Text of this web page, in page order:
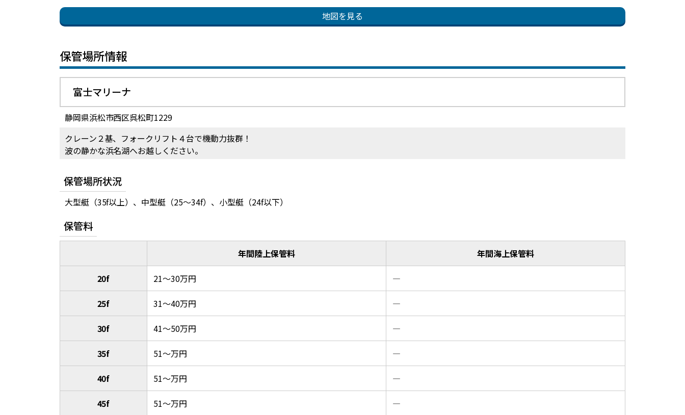
地図を見る
保管場所情報
富士マリーナ
静岡県浜松市西区呉松町1229
クレーン２基、フォークリフト４台で機動力抜群！
波の静かな浜名湖へお越しください。
保管場所状況
大型艇（35f以上）、中型艇（25～34f）、小型艇（24f以下）
保管料
年間陸上保管料 年間海上保管料
20f 21～30万円 ―
25f 31～40万円 ―
30f 41～50万円 ―
35f 51～万円 ―
40f 51～万円 ―
45f 51～万円 ―